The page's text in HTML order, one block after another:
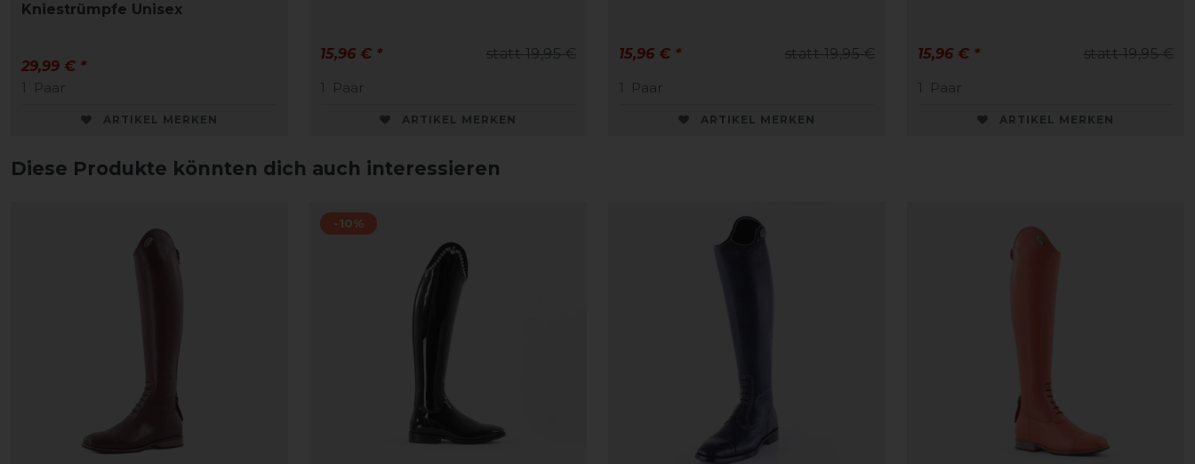
Kniestrümpfe Unisex
29,99 € *
1
Paar
ARTIKEL MERKEN
statt 19,95 €
15,96 € *
1
Paar
ARTIKEL MERKEN
statt 19,95 €
15,96 € *
1
Paar
ARTIKEL MERKEN
statt 19,95 €
15,96 € *
1
Paar
ARTIKEL MERKEN
Diese Produkte könnten dich auch interessieren
-10%